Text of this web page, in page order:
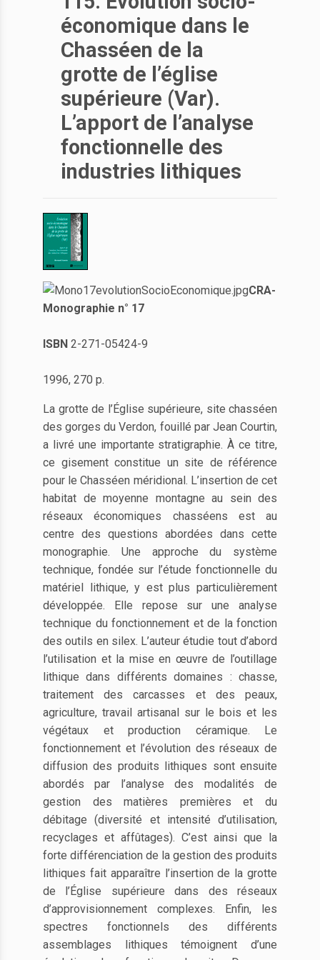
économique dans le
Chasséen de la
grotte de l’église
supérieure (Var).
L’apport de l’analyse
fonctionnelle des
industries lithiques
CRA-
Monographie n° 17
ISBN 2-271-05424-9
1996, 270 p.
La grotte de l’Église supérieure, site chasséen
des gorges du Verdon, fouillé par Jean Courtin,
a livré une importante stratigraphie. À ce titre,
ce gisement constitue un site de référence
pour le Chasséen méridional. L’insertion de cet
habitat de moyenne montagne au sein des
réseaux économiques chasséens est au
centre des questions abordées dans cette
monographie. Une approche du système
technique, fondée sur l’étude fonctionnelle du
matériel lithique, y est plus particulièrement
développée. Elle repose sur une analyse
technique du fonctionnement et de la fonction
des outils en silex. L’auteur étudie tout d’abord
l’utilisation et la mise en œuvre de l’outillage
lithique dans différents domaines : chasse,
traitement des carcasses et des peaux,
agriculture, travail artisanal sur le bois et les
végétaux et production céramique. Le
fonctionnement et l’évolution des réseaux de
diffusion des produits lithiques sont ensuite
abordés par l’analyse des modalités de
gestion des matières premières et du
débitage (diversité et intensité d’utilisation,
recyclages et affûtages). C’est ainsi que la
forte différenciation de la gestion des produits
lithiques fait apparaître l’insertion de la grotte
de l’Église supérieure dans des réseaux
d’approvisionnement complexes. Enfin, les
spectres fonctionnels des différents
assemblages lithiques témoignent d’une